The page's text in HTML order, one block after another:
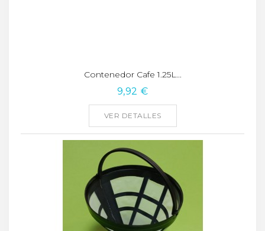
Contenedor Cafe 1.25L...
9,92 €
VER DETALLES